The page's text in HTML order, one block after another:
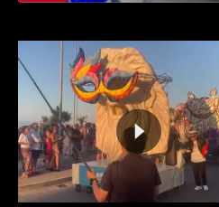
ABBONATI
ANNUNCI
NECROLOGI
PUBBLICITÀ
SPIAGGE
STORE